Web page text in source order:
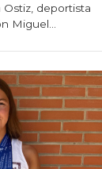
Ostiz, deportista
Miguel...